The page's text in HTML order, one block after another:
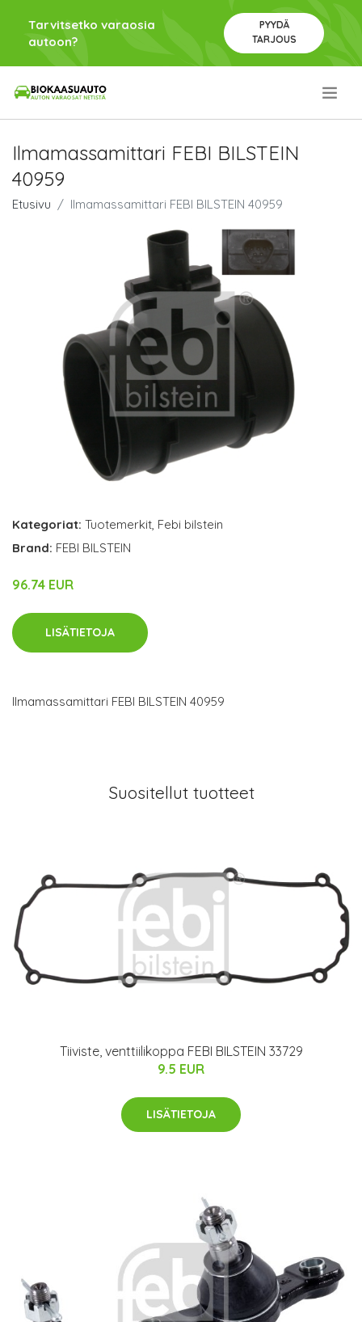
Tarvitsetko varaosia
autoon?
PYYDÄ
TARJOUS
Ilmamassamittari FEBI BILSTEIN
40959
Etusivu Ilmamassamittari FEBI BILSTEIN 40959
Kategoriat: Tuotemerkit Febi bilstein
Brand: FEBI BILSTEIN
96.74 EUR
LISÄTIETOJA
Ilmamassamittari FEBI BILSTEIN 40959
Suositellut tuotteet
Tiiviste, venttiilikoppa FEBI BILSTEIN 33729
9.5 EUR
LISÄTIETOJA